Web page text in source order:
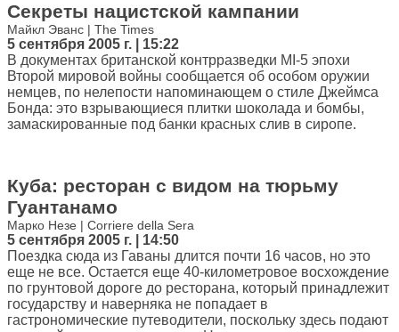
Секреты нацистской кампании
Майкл Эванс | The Times
5 сентября 2005 г. | 15:22
В документах британской контрразведки MI-5 эпохи
Второй мировой войны сообщается об особом оружии
немцев, по нелепости напоминающем о стиле Джеймса
Бонда: это взрывающиеся плитки шоколада и бомбы,
замаскированные под банки красных слив в сиропе.
Куба: ресторан с видом на тюрьму
Гуантанамо
Марко Незе | Corriere della Sera
5 сентября 2005 г. | 14:50
Поездка сюда из Гаваны длится почти 16 часов, но это
еще не все. Остается еще 40-километровое восхождение
по грунтовой дороге до ресторана, который принадлежит
государству и наверняка не попадает в
гастрономические путеводители, поскольку здесь подают